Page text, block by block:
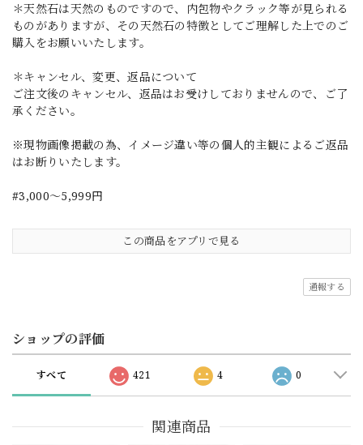
＊天然石は天然のものですので、内包物やクラック等が見られる
ものがありますが、その天然石の特徴としてご理解した上でのご
購入をお願いいたします。
＊キャンセル、変更、返品について
ご注文後のキャンセル、返品はお受けしておりませんので、ご了
承ください。
※現物画像掲載の為、イメージ違い等の個人的主観によるご返品
はお断りいたします。
#3,000～5,999円
この商品をアプリで見る
通報する
ショップの評価
すべて 421 4 0
関連商品